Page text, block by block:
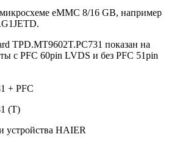
eMMC 8/16 GB, например
TPD.MT9602T.PC731 показан на
с PFC 60pin LVDS и без PFC 51pin
устройства HAIER